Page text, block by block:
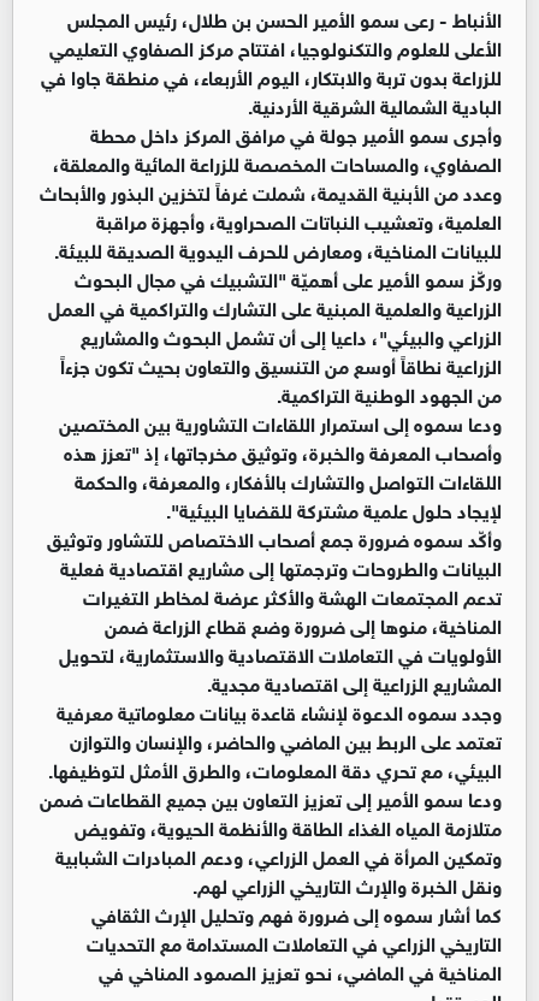
الأنباط -رعى سمو الأمير الحسن بن طلال، رئيس المجلس
الأعلى للعلوم والتكنولوجيا، افتتاح مركز الصفاوي التعليمي
للزراعة بدون تربة والابتكار، اليوم الأربعاء، في منطقة جاوا في
البادية الشمالية الشرقية الأردنية.
وأجرى سمو الأمير جولة في مرافق المركز داخل محطة
الصفاوي، والمساحات المخصصة للزراعة المائية والمعلقة،
وعدد من الأبنية القديمة، شملت غرفاً لتخزين البذور والأبحاث
العلمية، وتعشيب النباتات الصحراوية، وأجهزة مراقبة
للبيانات المناخية، ومعارض للحرف اليدوية الصديقة للبيئة.
وركّز سمو الأمير على أهميّة "التشبيك في مجال البحوث
الزراعية والعلمية المبنية على التشارك والتراكمية في العمل
الزراعي والبيئي"، داعيا إلى أن تشمل البحوث والمشاريع
الزراعية نطاقاً أوسع من التنسيق والتعاون بحيث تكون جزءاً
من الجهود الوطنية التراكمية.
ودعا سموه إلى استمرار اللقاءات التشاورية بين المختصين
وأصحاب المعرفة والخبرة، وتوثيق مخرجاتها، إذ "تعزز هذه
اللقاءات التواصل والتشارك بالأفكار، والمعرفة، والحكمة
لإيجاد حلول علمية مشتركة للقضايا البيئية".
وأكّد سموه ضرورة جمع أصحاب الاختصاص للتشاور وتوثيق
البيانات والطروحات وترجمتها إلى مشاريع اقتصادية فعلية
تدعم المجتمعات الهشة والأكثر عرضة لمخاطر التغيرات
المناخية، منوها إلى ضرورة وضع قطاع الزراعة ضمن
الأولويات في التعاملات الاقتصادية والاستثمارية، لتحويل
المشاريع الزراعية إلى اقتصادية مجدية.
وجدد سموه الدعوة لإنشاء قاعدة بيانات معلوماتية معرفية
تعتمد على الربط بين الماضي والحاضر، والإنسان والتوازن
البيئي، مع تحري دقة المعلومات، والطرق الأمثل لتوظيفها.
ودعا سمو الأمير إلى تعزيز التعاون بين جميع القطاعات ضمن
متلازمة المياه الغذاء الطاقة والأنظمة الحيوية، وتفويض
وتمكين المرأة في العمل الزراعي، ودعم المبادرات الشبابية
ونقل الخبرة والإرث التاريخي الزراعي لهم.
كما أشار سموه إلى ضرورة فهم وتحليل الإرث الثقافي
التاريخي الزراعي في التعاملات المستدامة مع التحديات
المناخية في الماضي، نحو تعزيز الصمود المناخي في